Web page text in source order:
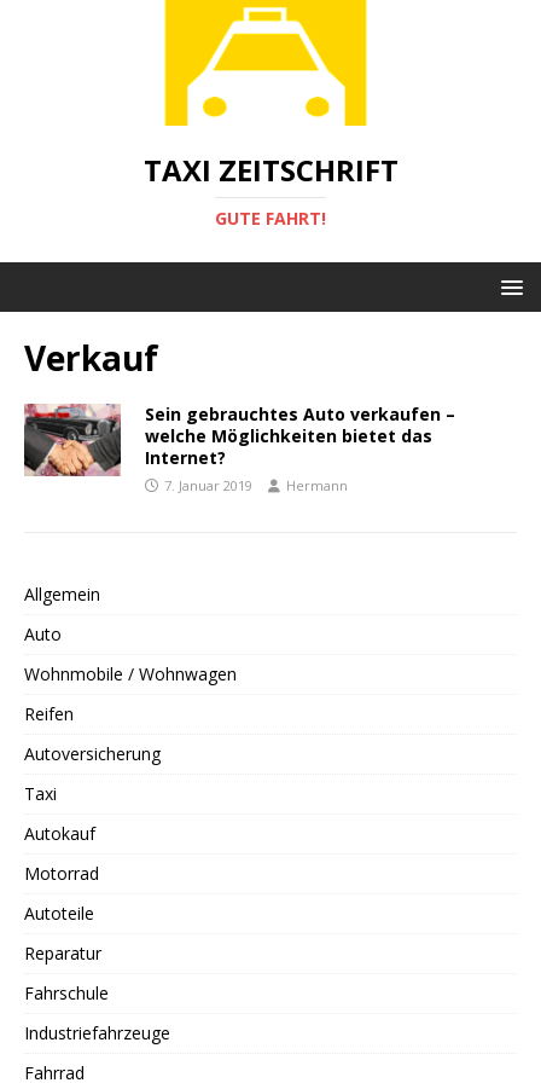
TAXI ZEITSCHRIFT
GUTE FAHRT!
Verkauf
Sein gebrauchtes Auto verkaufen –
welche Möglichkeiten bietet das
Internet?
7. Januar 2019 Hermann
Allgemein
Auto
Wohnmobile / Wohnwagen
Reifen
Autoversicherung
Taxi
Autokauf
Motorrad
Autoteile
Reparatur
Fahrschule
Industriefahrzeuge
Fahrrad